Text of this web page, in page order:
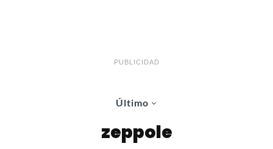
PUBLICIDAD
Último
zeppole